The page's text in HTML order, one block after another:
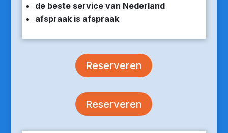
de beste service van Nederland
afspraak is afspraak
Reserveren
Reserveren